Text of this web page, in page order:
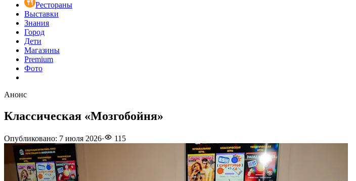
Рестораны
Выставки
Знания
Город
Дети
Магазины
Premium
Фото
Анонс
Классическая «Мозгобойня»
Опубликовано: 7 июля 2026· 115